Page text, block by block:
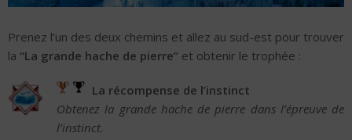
Prenez l’un des deux chemins et allez au sud-est pour trouver
la “La grande hache de pierre” et obtenir le trophée :
La récompense de l’instinct
Obtenez la grande hache de pierre dans l’épreuve de
l’instinct.